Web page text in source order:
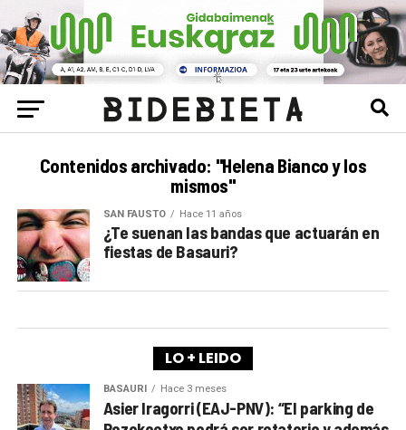
Contenidos archivado: "Helena Bianco y los
mismos"
SAN FAUSTO Hace 11 años
¿Te suenan las bandas que actuarán en
fiestas de Basauri?
LO + LEIDO
BASAURI Hace 3 meses
Asier Iragorri (EAJ-PNV): “El parking de